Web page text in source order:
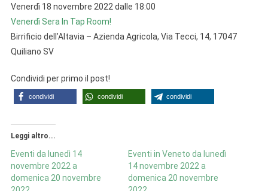
Venerdì 18 novembre 2022 dalle 18:00
Venerdì Sera In Tap Room!
Birrificio dell’Altavia – Azienda Agricola, Via Tecci, 14, 17047
Quiliano SV
Condividi per primo il post!
condividi condividi condividi
Leggi altro...
Eventi da lunedì 14
novembre 2022 a
domenica 20 novembre
Eventi in Veneto da lunedì
14 novembre 2022 a
domenica 20 novembre